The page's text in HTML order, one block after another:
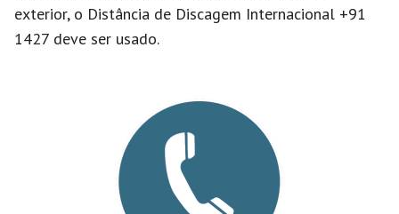
exterior, o Distância de Discagem Internacional +91
1427 deve ser usado.